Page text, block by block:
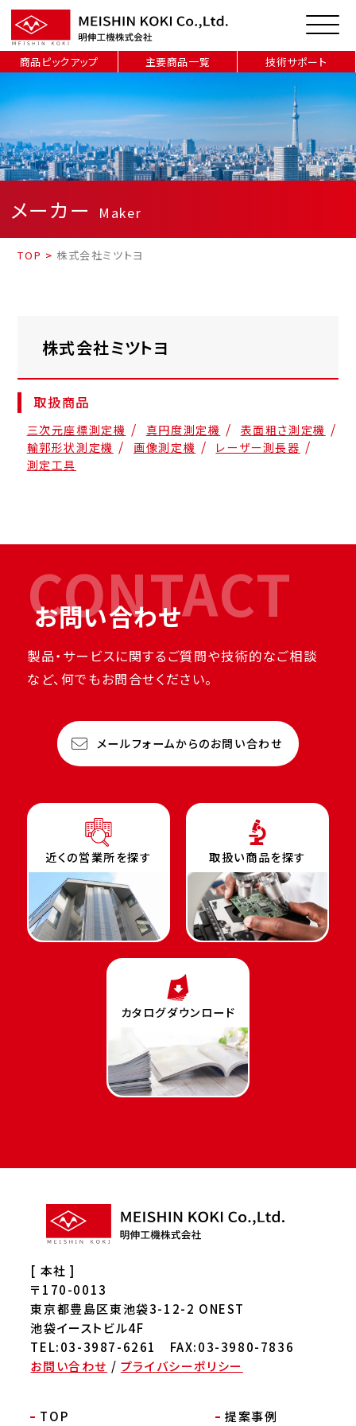
商品ピックアップ 主要商品一覧 技術サポート
メーカー Maker
TOP > 株式会社ミツトヨ
株式会社ミツトヨ
取扱商品
三次元座標測定機 真円度測定機
表面粗さ測定機
輸郭形状測定機
画像測定機
レーザー測長器
測定工具
CONTACT
お問い合わせ
製品・サービスに関するご質問や技術的なご相談
など、何でもお問合せください。
メールフォームからのお問い合わせ
近くの営業所を探す 取扱い商品を探す
カタログダウンロード
[ 本社 ]
〒170-0013
東京都豊島区東池袋3-12-2 ONEST
池袋イーストビル4F
TEL:03-3987-6261 FAX:03-3980-7836
お問い合わせ / プライバシーポリシー
TOP 提案事例